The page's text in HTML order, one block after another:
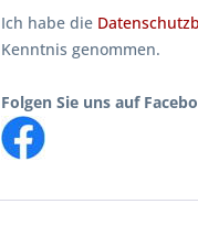
Ich habe die
Kenntnis genommen.
Folgen Sie uns auf